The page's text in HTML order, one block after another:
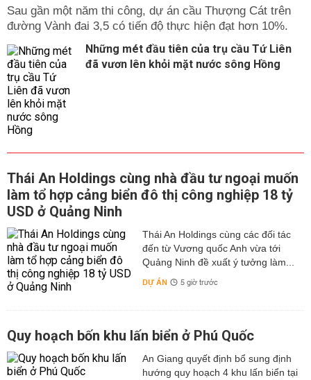
Sau gần một năm thi công, dự án cầu Thượng Cát trên
đường Vành đai 3,5 có tiến độ thực hiện đạt hơn 10%.
Những mét đầu tiên của trụ cầu Tứ Liên
đã vươn lên khỏi mặt nước sông Hồng
Thái An Holdings cùng nhà đầu tư ngoại muốn
làm tổ hợp cảng biển đô thị công nghiệp 18 tỷ
USD ở Quảng Ninh
Thái An Holdings cùng các đối tác
đến từ Vương quốc Anh vừa tới
Quảng Ninh đề xuất ý tưởng làm...
DỰ ÁN 5 giờ trước
Quy hoạch bốn khu lấn biển ở Phú Quốc
An Giang quyết định bổ sung định
hướng quy hoạch 4 khu lấn biển tại